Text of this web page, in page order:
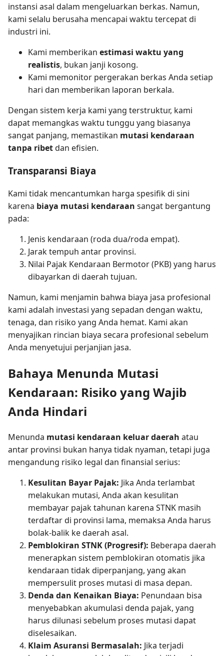
instansi asal dalam mengeluarkan berkas. Namun,
kami selalu berusaha mencapai waktu tercepat di
industri ini.
Kami memberikan estimasi waktu yang
realistis, bukan janji kosong.
Kami memonitor pergerakan berkas Anda setiap
hari dan memberikan laporan berkala.
Dengan sistem kerja kami yang terstruktur, kami
dapat memangkas waktu tunggu yang biasanya
sangat panjang, memastikan mutasi kendaraan
tanpa ribetdan efisien.
Transparansi Biaya
Kami tidak mencantumkan harga spesifik di sini
karena biaya mutasi kendaraan sangat bergantung
pada:
Jenis kendaraan (roda dua/roda empat).
Jarak tempuh antar provinsi.
Nilai Pajak Kendaraan Bermotor (PKB) yang harus
dibayarkan di daerah tujuan.
Namun, kami menjamin bahwa biaya jasa profesional
kami adalah investasi yang sepadan dengan waktu,
tenaga, dan risiko yang Anda hemat. Kami akan
menyajikan rincian biaya secara profesional sebelum
Anda menyetujui perjanjian jasa.
Bahaya Menunda Mutasi
Kendaraan: Risiko yang Wajib
Anda Hindari
Menunda mutasi kendaraan keluar daerah atau
antar provinsi bukan hanya tidak nyaman, tetapi juga
mengandung risiko legal dan finansial serius:
Kesulitan Bayar Pajak: Jika Anda terlambat
melakukan mutasi, Anda akan kesulitan
membayar pajak tahunan karena STNK masih
terdaftar di provinsi lama, memaksa Anda harus
bolak-balik ke daerah asal.
Pemblokiran STNK (Progresif): Beberapa daerah
menerapkan sistem pemblokiran otomatis jika
kendaraan tidak diperpanjang, yang akan
mempersulit proses mutasi di masa depan.
Denda dan Kenaikan Biaya: Penundaan bisa
menyebabkan akumulasi denda pajak, yang
harus dilunasi sebelum proses mutasi dapat
diselesaikan.
Klaim Asuransi Bermasalah: Jika terjadi